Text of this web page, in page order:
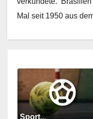
Mal seit 1950 aus
Sport...